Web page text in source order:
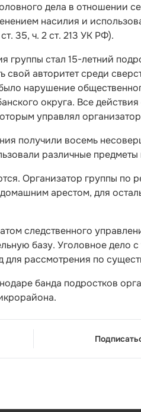
дела в отношении
насилия и
35, ч. 2 ст. 213 УК РФ).
группы стал 15-летний
авторитет среди
нарушение
округа. Все
управлял
получили восемь
различные предметы
Организатор группы по
арестом, для
следственного
базу. Уголовное дело
рассмотрения по
банда подростков